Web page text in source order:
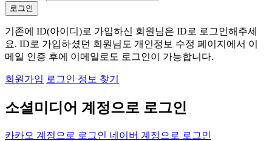
로그인
기존에 ID(아이디)로 가입하신 회원님은 ID로 로그인해주세
요. ID로 가입하셨던 회원님도 개인정보 수정 페이지에서 이
메일 인증 후에 이메일로도 로그인이 가능합니다.
회원가입 로그인 정보 찾기
소셜미디어 계정으로 로그인
카카오 계정으로 로그인 네이버 계정으로 로그인